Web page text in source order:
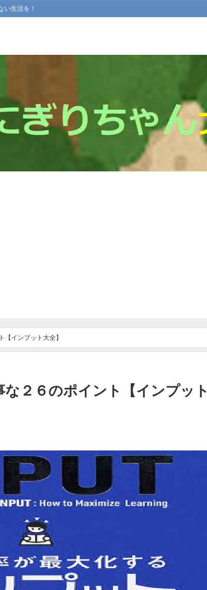
い生活を！
【インプット大全】
２６のポイント【インプット